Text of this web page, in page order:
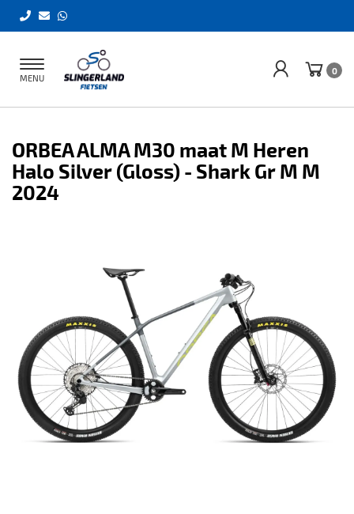
Toggle
navigation
MENU
0
ORBEA ALMA M30 maat M Heren
Halo Silver (Gloss) - Shark Gr M M
2024